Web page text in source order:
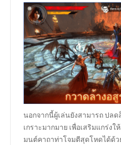
นอกจากนี้ผู้เล่นยังสามารถ ปล
เกราะมากมาย เพื่อเสริมแกร่ง
มนต์คาถาท่าโจมตีสุดโหดได้ด้ว